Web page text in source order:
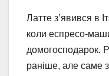
Латте з’явився в
коли еспресо-
домогосподарок.
раніше, але саме